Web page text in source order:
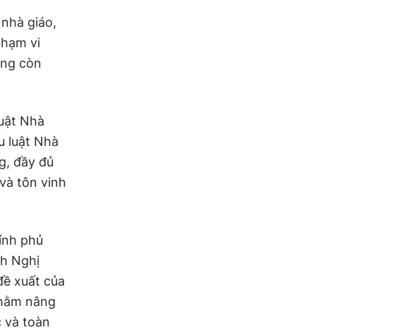
giáo,
vi
còn
Nhà
luật Nhà
đầy đủ
tôn vinh
phủ
Nghị
xuất của
nâng
và toàn